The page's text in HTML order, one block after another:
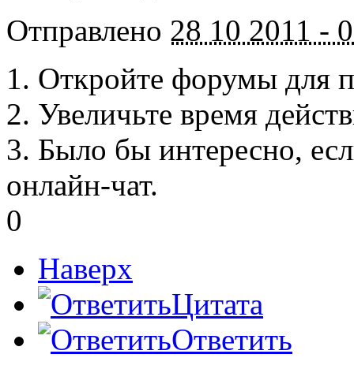
Отправлено 28 10 2011 -
1. Откройте форумы для
2. Увеличьте время
3. Было бы интересно,
онлайн-чат.
0
Наверх
Цитата
Ответить